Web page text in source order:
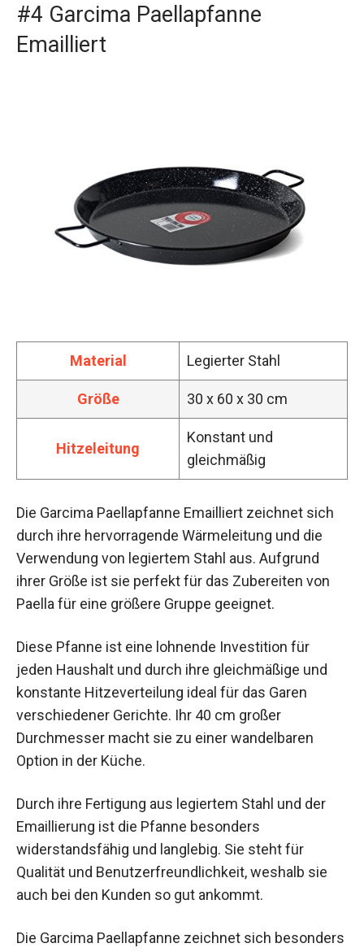
#4 Garcima Paellapfanne
Emailliert
Material Legierter Stahl
Größe 30 x 60 x 30 cm
Hitzeleitung
Konstant und
gleichmäßig
Die Garcima Paellapfanne Emailliert zeichnet sich
durch ihre hervorragende Wärmeleitung und die
Verwendung von legiertem Stahl aus. Aufgrund
ihrer Größe ist sie perfekt für das Zubereiten von
Paella für eine größere Gruppe geeignet.
Diese Pfanne ist eine lohnende Investition für
jeden Haushalt und durch ihre gleichmäßige und
konstante Hitzeverteilung ideal für das Garen
verschiedener Gerichte. Ihr 40 cm großer
Durchmesser macht sie zu einer wandelbaren
Option in der Küche.
Durch ihre Fertigung aus legiertem Stahl und der
Emaillierung ist die Pfanne besonders
widerstandsfähig und langlebig. Sie steht für
Qualität und Benutzerfreundlichkeit, weshalb sie
auch bei den Kunden so gut ankommt.
Die Garcima Paellapfanne zeichnet sich besonders